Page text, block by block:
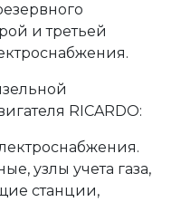
и третьей
RICARDO:
узлы учета газа,
станции,